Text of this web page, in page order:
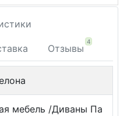
Отзывы
4
мебель /Диваны Па